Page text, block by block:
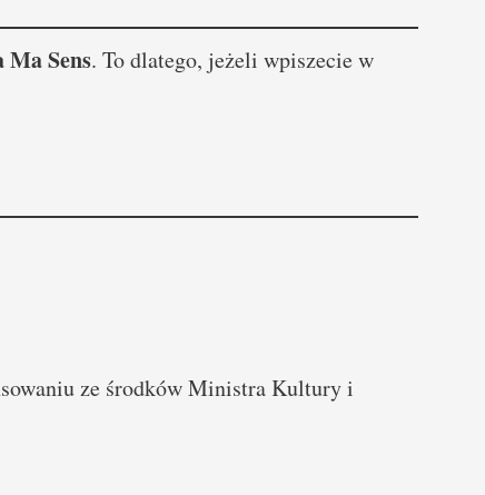
Sens. To dlatego, jeżeli wpiszecie w
ze środków Ministra Kultury i